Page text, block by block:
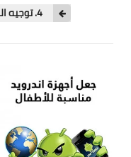
4. توجيه الوالدين أمر لا بد منه: